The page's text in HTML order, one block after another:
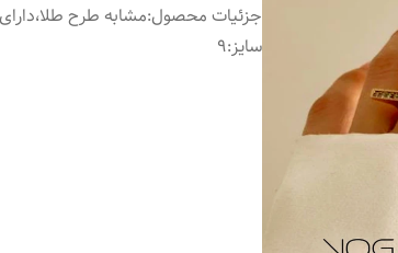
جزئیات محصول:مشابه طرح
سایز:۹